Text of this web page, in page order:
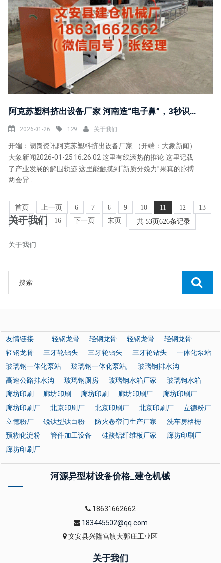
阿克苏塑料挤出设备厂家 河南造“电子鼻”，3秒识别味的水！宇通东说念主驾驶巴士、具身智能机器东说念主……数智buff叠满！起见证智造新河南
2026-01-26 129 关于我们
开端：阛阓资讯阿克苏塑料挤出设备厂家 （开端：大象新闻）
大象新闻2026-01-25 16:26:02 这里有线滚热的推论 这里记载
了产业发展的解围轨迹 这里能触摸到“新质分娩力”果真的脉搏
两会异...
首页 上一页 6 7 8 9 10 11 12
13
14
15 16 下一页 末页 共53页626条记录
关于我们
关于我们
友情链接： 轻钢龙骨 轻钢龙骨 轻钢龙骨
轻钢龙骨
轻钢龙骨
三牙轮钻头 三牙轮钻头 三牙轮钻头
一体化泵站
玻璃钢一体化泵站
玻璃钢一体化泵站,
玻璃钢排水沟
高速公路排水沟
玻璃钢厕房 玻璃钢水箱厂家
玻璃钢水箱
廊坊印刷
廊坊印刷 廊坊印刷 廊坊印刷厂
廊坊印刷厂
廊坊印刷厂
北京印刷厂 北京印刷厂 北京印刷厂
立德粉厂
立德粉厂
锐钛型钛白粉 防火卷帘门生产厂家
洗车房格栅
预糊化淀粉
管件加工设备 硅酸铝纤维板厂家
廊坊印刷厂
廊坊印刷厂
河源异型材设备价格_建仓机械
18631662662
183445502@qq.com
文安县兴隆宫镇大郭庄工业区
关于我们